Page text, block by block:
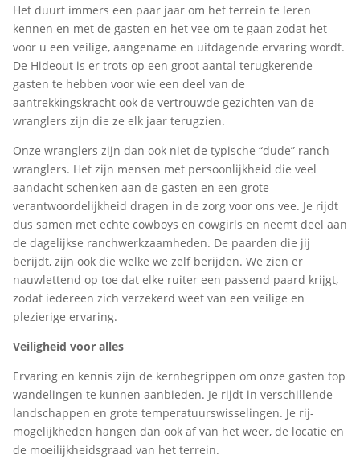
Het duurt immers een paar jaar om het terrein te leren
kennen en met de gasten en het vee om te gaan zodat het
voor u een veilige, aangename en uitdagende ervaring wordt.
De Hideout is er trots op een groot aantal terugkerende
gasten te hebben voor wie een deel van de
aantrekkingskracht ook de vertrouwde gezichten van de
wranglers zijn die ze elk jaar terugzien.
Onze wranglers zijn dan ook niet de typische “dude” ranch
wranglers. Het zijn mensen met persoonlijkheid die veel
aandacht schenken aan de gasten en een grote
verantwoordelijkheid dragen in de zorg voor ons vee. Je rijdt
dus samen met echte cowboys en cowgirls en neemt deel aan
de dagelijkse ranchwerkzaamheden. De paarden die jij
berijdt, zijn ook die welke we zelf berijden. We zien er
nauwlettend op toe dat elke ruiter een passend paard krijgt,
zodat iedereen zich verzekerd weet van een veilige en
plezierige ervaring.
Veiligheid voor alles
Ervaring en kennis zijn de kernbegrippen om onze gasten top
wandelingen te kunnen aanbieden. Je rijdt in verschillende
landschappen en grote temperatuurswisselingen. Je rij-
mogelijkheden hangen dan ook af van het weer, de locatie en
de moeilijkheidsgraad van het terrein.